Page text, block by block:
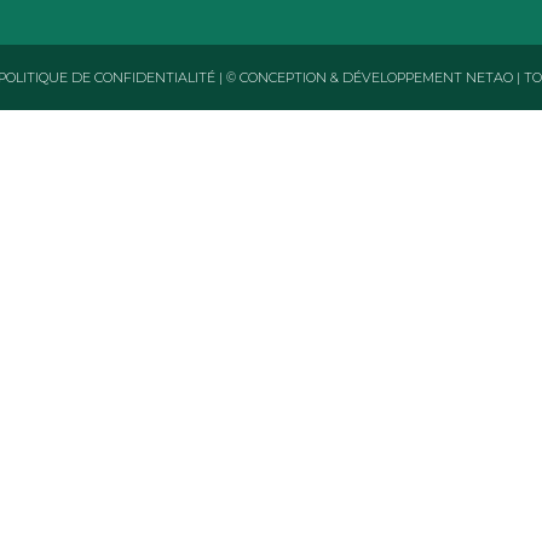
POLITIQUE DE CONFIDENTIALITÉ | © CONCEPTION & DÉVELOPPEMENT NETAO |